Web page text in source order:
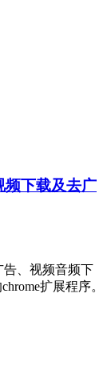
下载及去广
告、视频音频下
扩展程序。